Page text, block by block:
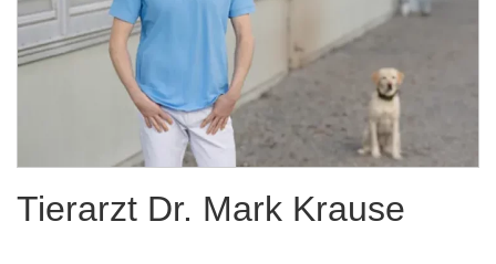
Tierarzt Dr. Mark Krause